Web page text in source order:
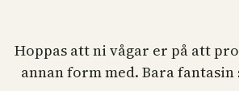
Hoppas att ni vågar er på att
annan form med. Bara